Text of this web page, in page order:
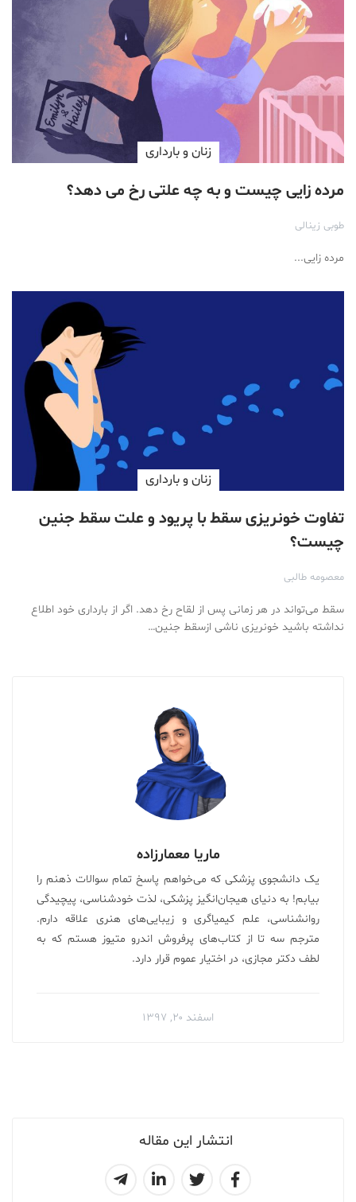
انتشار این مقاله
زنان و بارداری
مرده زایی چیست و به چه علتی رخ می دهد؟
طوبی زینالی
مرده زایی...
زنان و بارداری
تفاوت خونریزی سقط با پریود و علت سقط جنین
چیست؟
معصومه طالبی
سقط می‌تواند در هر زمانی پس از لقاح رخ دهد. اگر از بارداری خود اطلاع
نداشته باشید خونریزی ناشی ازسقط جنین…
ماریا معمارزاده
یک دانشجوی پزشکی که می‌خواهم پاسخ تمام سوالات ذهنم را
بیابم! به دنیای هیجان‌انگیز پزشکی، لذت خودشناسی، پیچیدگی
روانشناسی، علم کیمیاگری و زیبایی‌های هنری علاقه دارم.
مترجم سه تا از کتاب‌های پرفروش اندرو متیوز هستم که به
لطف دکتر مجازی، در اختیار عموم قرار دارد.
اسفند ۲۰, ۱۳۹۷